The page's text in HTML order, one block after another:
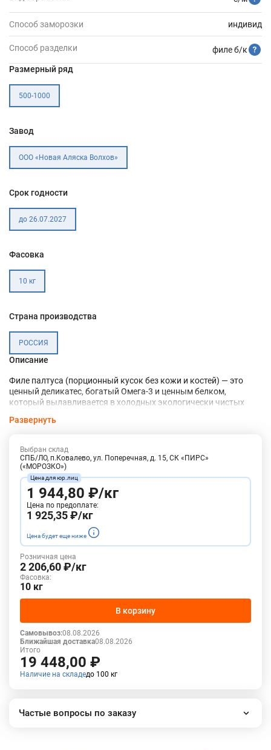
Способ заморозки индивид
Способ разделки
филе б/к
Размерный ряд
500-1000
Завод
ООО «Новая Аляска Волхов»
Срок годности
до 26.07.2027
Фасовка
10 кг
Страна производства
РОССИЯ
Описание
Филе палтуса (порционный кусок без кожи и костей) — это
ценный деликатес, богатый Омега-3 и ценным белком,
который вылавливается в холодных экологически чистых
этом тающей текстурой и изысканным сладковато-сливочным
идеально подходит как для быстрого запекания, так и для
изысканных ресторанных блюд.
Развернуть
Выбран склад
СПБ/ЛО, п.Ковалево, ул. Поперечная, д. 15, СК «ПИРС»
(«МОРОЗКО»)
1 944,80 ₽/кг
Цена по предоплате:
1 925,35 ₽/кг
Цена будет еще ниже
Розничная цена
2 206,60 ₽/кг
Фасовка:
10 кг
В корзину
Самовывоз:08.08.2026
Ближайшая доставка08.08.2026
Итого
19 448,00 ₽
Наличие на складедо 100 кг
Частые вопросы по заказу